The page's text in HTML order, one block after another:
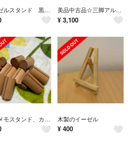
イーゼルスタンド 黒 三脚 美品中古品☆三脚アルミイーゼル
¥ 3,100
木製メモスタンド、カードスタンド、席札用スタンド 木製のイーゼル
¥ 400